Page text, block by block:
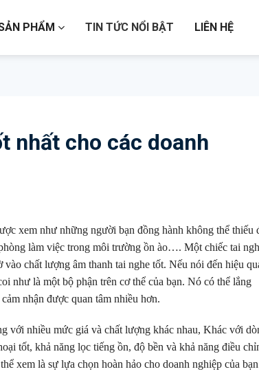
PHẨM TIN TỨC NỔI BẬT LIÊN HỆ
nhất cho các doanh
xem như những người bạn đồng hành không thể thiếu
làm việc trong môi trường ồn ào…. Một chiếc tai
chất lượng âm thanh tai nghe tốt. Nếu nói đến hiệu
như là một bộ phận trên cơ thể của bạn. Nó có thể lắng
nhận được quan tâm nhiều hơn.
với nhiều mức giá và chất lượng khác nhau, Khác với
tốt, khả năng lọc tiếng ồn, độ bền và khả năng điều
xem là sự lựa chọn hoàn hảo cho doanh nghiệp của